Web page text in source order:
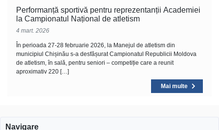
Performanță sportivă pentru reprezentanții Academiei
la Campionatul Național de atletism
4 mart. 2026
În perioada 27-28 februarie 2026, la Manejul de atletism din
municipiul Chișinău s-a desfășurat Campionatul Republicii Moldova
de atletism, în sală, pentru seniori – competiție care a reunit
aproximativ 220 […]
Mai multe
Navigare